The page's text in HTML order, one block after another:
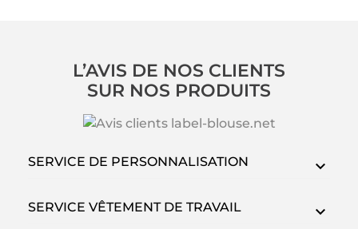
L’AVIS DE NOS CLIENTS
SUR NOS PRODUITS
SERVICE DE PERSONNALISATION
SERVICE VÊTEMENT DE TRAVAIL